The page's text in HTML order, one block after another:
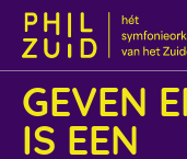
GEVEN
IS EEN